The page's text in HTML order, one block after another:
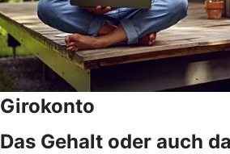
Girokonto
Das Gehalt oder auch